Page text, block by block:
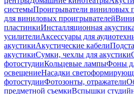
системыПроигрыватели виниловых
для виниловых проигрывателей
пластинкиИнсталляционная акустика
усилителиАксессуары для
акустикиАкустические кабели
акустикиСумки, чехлы для акустики
фотостудииКольцевые лампыФоны
освещениеНасадки
фотостудииФотозонты, отражатели
предметной съемкиВспышки